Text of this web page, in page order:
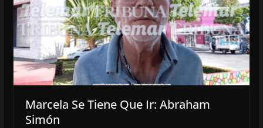
Marcela Se Tiene Que Ir: Abraham
Simón